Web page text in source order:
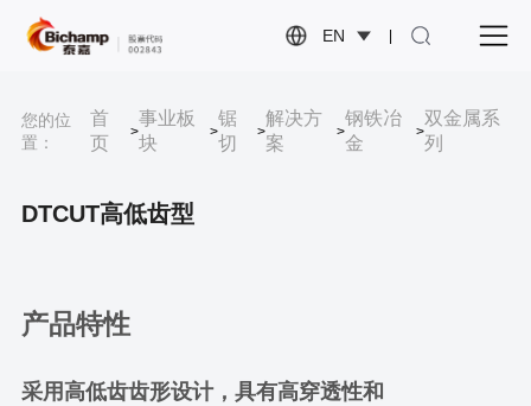
EN |
您的位
置：
首
页
>
事业板
块
>
锯
切
>
解决方
案
>
钢铁冶
金
>
双金属系
列
DTCUT高低齿型
产品特性
采用高低齿齿形设计，具有高穿透性和